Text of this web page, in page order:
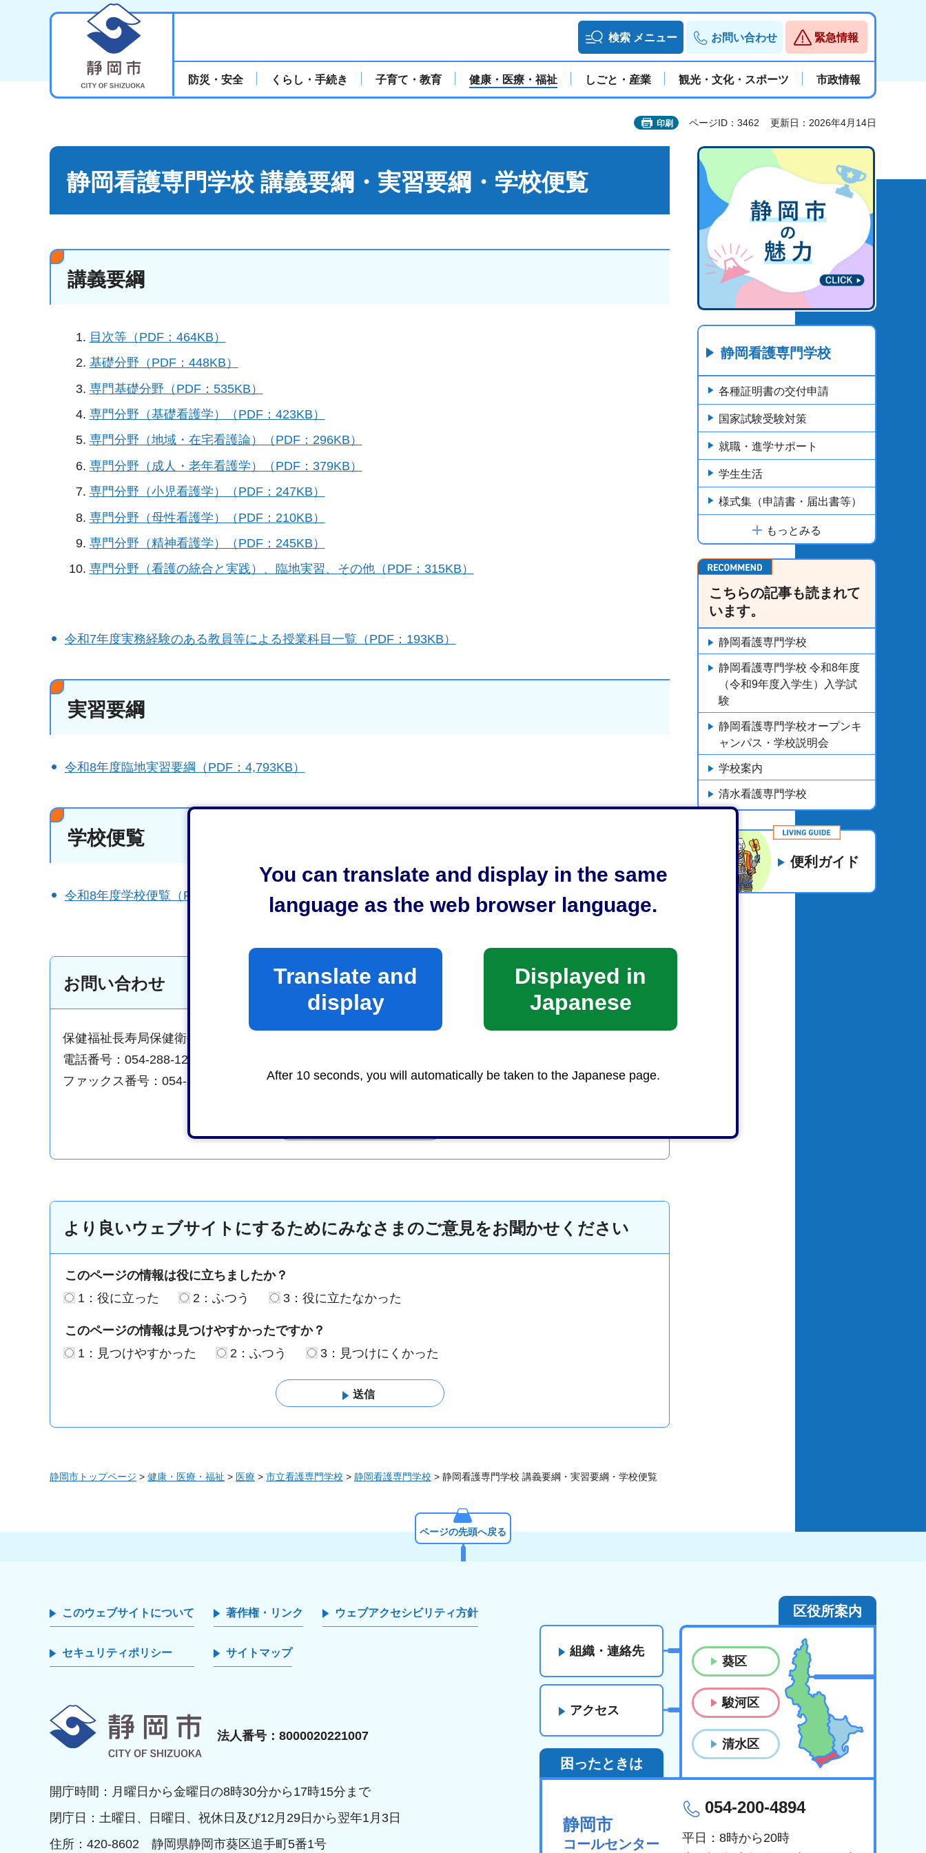
You can translate and display in the same
language as the web browser language.
Translate and
display
Displayed in
Japanese
After 10 seconds, you will automatically be taken to the Japanese page.
検索 メニュー お問い合わせ 緊急情報
防災・安全 くらし・手続き 子育て・教育 健康・医療・福祉 しごと・産業 観光・文化・スポーツ 市政情報
印刷 ページID：3462 更新日：2026年4月14日
静岡看護専門学校 講義要綱・実習要綱・学校便覧
講義要綱
目次等（PDF：464KB）
基礎分野（PDF：448KB）
専門基礎分野（PDF：535KB）
専門分野（基礎看護学）（PDF：423KB）
専門分野（地域・在宅看護論）（PDF：296KB）
専門分野（成人・老年看護学）（PDF：379KB）
専門分野（小児看護学）（PDF：247KB）
専門分野（母性看護学）（PDF：210KB）
専門分野（精神看護学）（PDF：245KB）
専門分野（看護の統合と実践）、臨地実習、その他（PDF：315KB）
令和7年度実務経験のある教員等による授業科目一覧（PDF：193KB）
実習要綱
令和8年度臨地実習要綱（PDF：4,793KB）
学校便覧
令和8年度学校便覧（PDF：3,449KB）
お問い合わせ
保健福祉長寿局保健衛生医療部静岡看護専門学校
電話番号：054-288-1230
ファックス番号：054-288-1390
より良いウェブサイトにするためにみなさまのご意見をお聞かせください
このページの情報は役に立ちましたか？
1：役に立った
2：ふつう 3：役に立たなかった
このページの情報は見つけやすかったですか？
1：見つけやすかった
2：ふつう 3：見つけにくかった
静岡看護専門学校
各種証明書の交付申請
国家試験受験対策
就職・進学サポート
学生生活
様式集（申請書・届出書等）
もっとみる
こちらの記事も読まれて
います。
静岡看護専門学校
静岡看護専門学校 令和8年度
（令和9年度入学生）入学試
験
静岡看護専門学校オープンキ
ャンパス・学校説明会
学校案内
清水看護専門学校
便利ガイド
静岡市トップページ > 健康・医療・福祉 > 医療 > 市立看護専門学校 > 静岡看護専門学校 > 静岡看護専門学校 講義要綱・実習要綱・学校便覧
ページの先頭へ戻る
このウェブサイトについて 著作権・リンク ウェブアクセシビリティ方針
セキュリティポリシー サイトマップ
法人番号：8000020221007
開庁時間：月曜日から金曜日の8時30分から17時15分まで
閉庁日：土曜日、日曜日、祝休日及び12月29日から翌年1月3日
住所：420-8602 静岡県静岡市葵区追手町5番1号
組織・連絡先
アクセス
区役所案内
葵区
駿河区
清水区
困ったときは
静岡市
コールセンター
054-200-4894
平日：8時から20時